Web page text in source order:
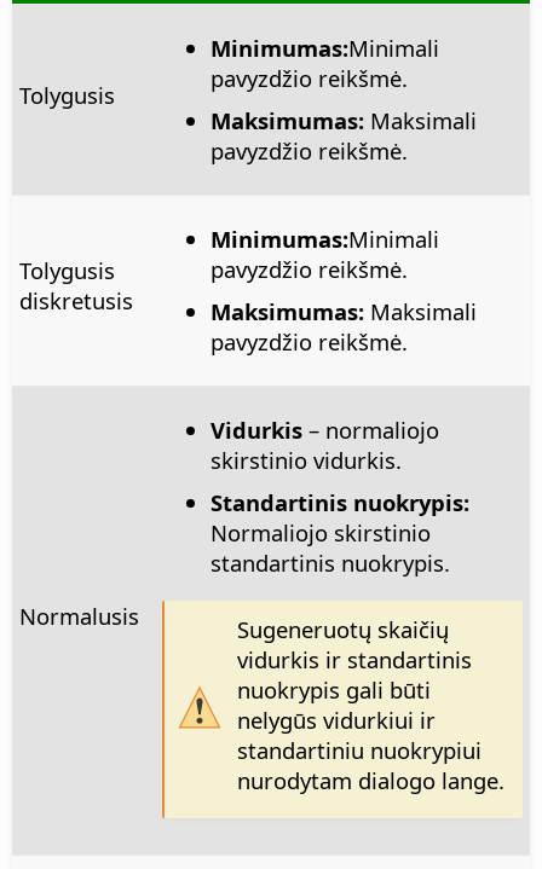
Tolygusis
Minimumas:Minimali
pavyzdžio reikšmė.
Maksimumas:Maksimali
pavyzdžio reikšmė.
Tolygusis
diskretusis
Minimumas:Minimali
pavyzdžio reikšmė.
Maksimumas:Maksimali
pavyzdžio reikšmė.
Normalusis
Vidurkis– normaliojo
skirstinio vidurkis.
Standartinis nuokrypis:
Normaliojo skirstinio
standartinis nuokrypis.
Sugeneruotų skaičių
vidurkis ir standartinis
nuokrypis gali būti
nelygūs vidurkiui ir
standartiniu nuokrypiui
nurodytam dialogo lange.